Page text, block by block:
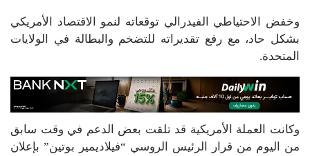
وخفض الاحتياطي الفيدرالي توقعاته لنمو الاقتصاد الأمريكي
بشكل حاد، مع رفع تقديراته للتضخم والبطالة في الولايات
المتحدة.
وكانت العملة الأمريكية قد تلقت بعض الدعم في وقت سابق
من اليوم من قرار الرئيس الروسي “فيلاديمير بوتين” بإعلان